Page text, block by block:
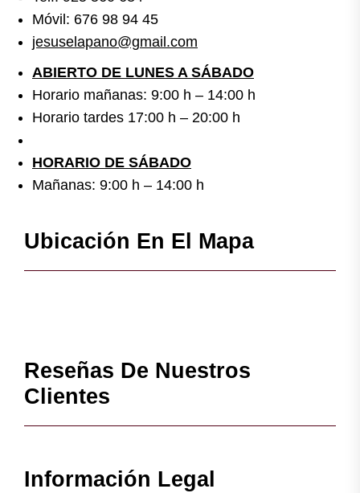
Móvil: 676 98 94 45
jesuselapano@gmail.com
ABIERTO DE LUNES A SÁBADO
Horario mañanas: 9:00 h – 14:00 h
Horario tardes 17:00 h – 20:00 h
HORARIO DE SÁBADO
Mañanas: 9:00 h – 14:00 h
Ubicación En El Mapa
Reseñas De Nuestros
Clientes
Información Legal